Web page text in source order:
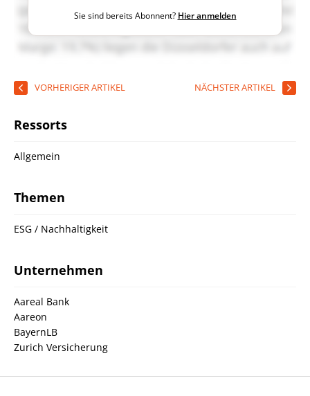
Sie sind bereits Abonnent? Hier anmelden
VORHERIGER ARTIKEL NÄCHSTER ARTIKEL
Ressorts
Allgemein
Themen
ESG / Nachhaltigkeit
Unternehmen
Aareal Bank
Aareon
BayernLB
Zurich Versicherung